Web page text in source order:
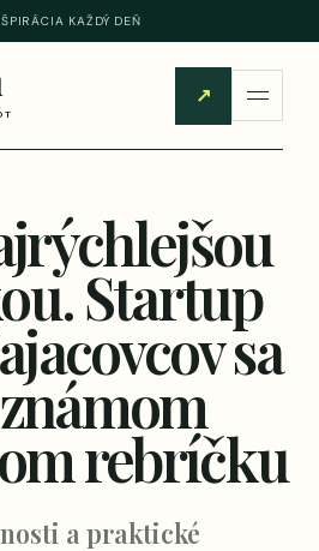
KAŽDÝ DEŇ
↗
Startup
sa
rebríčku
a praktické